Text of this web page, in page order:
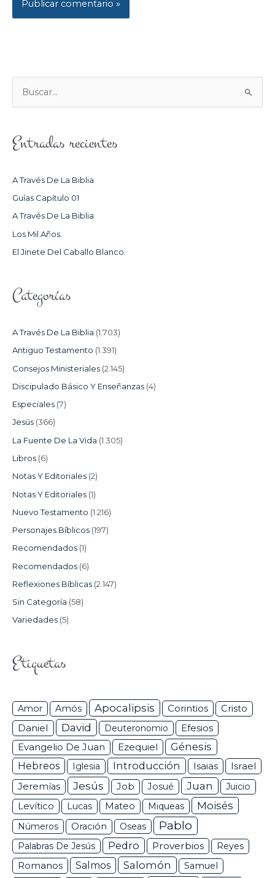
U
C
:
Entradas recientes
A Través De La Biblia
Guías Capítulo 01
A Través De La Biblia
Los Mil Años.
El Jinete Del Caballo Blanco.
Categorías
A Través De La Biblia (1.703)
Antiguo Testamento (1.391)
Consejos Ministeriales (2.145)
Discipulado Básico Y Enseñanzas (4)
Especiales (7)
Jesús (366)
La Fuente De La Vida (1.305)
Libros (6)
Notas Y Editoriales (2)
Notas Y Editoriales (1)
Nuevo Testamento (1.216)
Personajes Bíblicos (197)
Recomendados (1)
Recomendados (6)
Reflexiones Bíblicas (2.147)
Sin Categoría (58)
Variedades (5)
Etiquetas
Amor Amós Apocalipsis Corintios Cristo
Daniel David Deuteronomio Efesios
Evangelio De Juan Ezequiel
Génesis
Hebreos
Iglesia Introducción Isaias Israel
Jeremías Jesús Job Josué Juan
Juicio
Levítico
Lucas Mateo Miqueas Moisés
Números Oración Oseas Pablo
Palabras De Jesús Pedro Proverbios Reyes
Romanos Salmos Salomón
Samuel